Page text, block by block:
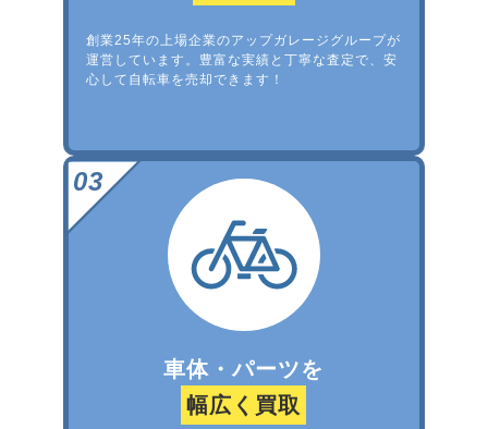
創業25年の上場企業のアップガレージグループが
運営しています。豊富な実績と丁寧な査定で、安
心して自転車を売却できます！
車体・パーツを
幅広く買取